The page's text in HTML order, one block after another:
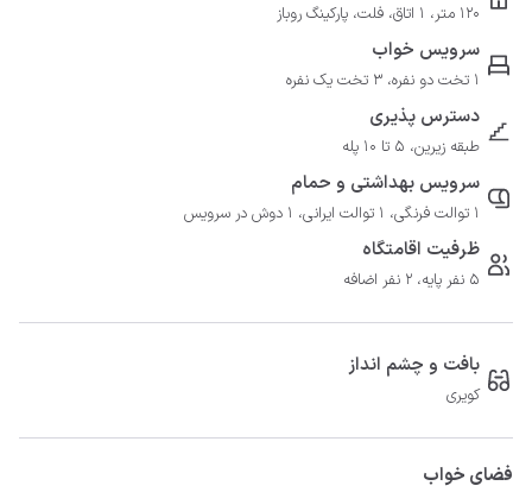
120 متر، 1 اتاق، فلت، پارکینگ روباز
سرویس خواب
1 تخت دو نفره، 3 تخت یک نفره
دسترس پذیری
طبقه زیرین، 5 تا 10 پله
سرویس بهداشتی و حمام
1 توالت فرنگی، 1 توالت ایرانی، 1 دوش در سرویس
ظرفیت اقامتگاه
5 نفر پایه، 2 نفر اضافه
بافت و چشم انداز
کویری
فضای خواب